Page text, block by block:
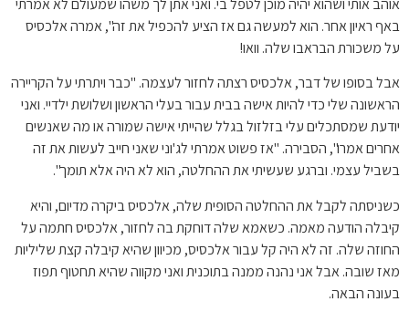
אוהב אותי ושהוא יהיה מוכן לטפל בי. ואני אתן לך משהו שמעולם לא אמרתי
באף ראיון אחר. הוא למעשה גם אז הציע להכפיל את זה", אמרה אלכסיס
על משכורת הבראבו שלה. וואו!
אבל בסופו של דבר, אלכסיס רצתה לחזור לעצמה. "כבר ויתרתי על הקריירה
הראשונה שלי כדי להיות אישה בבית עבור בעלי הראשון ושלושת ילדיי. ואני
יודעת שמסתכלים עלי בזלזול בגלל שהייתי אישה שמורה או מה שאנשים
אחרים אמרו", הסבירה. "אז פשוט אמרתי לג'וני שאני חייב לעשות את זה
בשביל עצמי. וברגע שעשיתי את ההחלטה, הוא לא היה אלא תומך".
כשניסתה לקבל את ההחלטה הסופית שלה, אלכסיס ביקרה מדיום, והיא
קיבלה הודעה מאמה. כשאמא שלה דוחקת בה לחזור, אלכסיס חתמה על
החוזה שלה. זה לא היה קל עבור אלכסיס, מכיוון שהיא קיבלה קצת שליליות
מאז שובה. אבל אני נהנה ממנה בתוכנית ואני מקווה שהיא תחטוף תפוז
בעונה הבאה.